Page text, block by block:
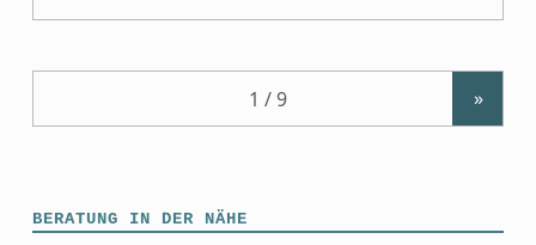
»
BERATUNG IN DER NÄHE